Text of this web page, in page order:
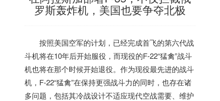
罗斯轰炸机，美国也要争夺北极
按照美国空军的计划，已经完成首飞的第六代战
斗机将在10年后开始服役，而现役的F-22“猛禽”战斗
机也将在那个时候开始退役。作为现役最先进的战斗
机，F-22“猛禽”在保持更强战斗力的同时，也存在诸
多问题，包括其冷战设计不适应现代空战需要、维护